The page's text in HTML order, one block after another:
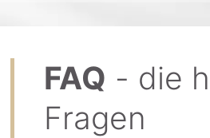
FAQ - die
Fragen